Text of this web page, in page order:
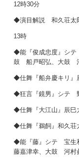
12時30分
◆演目解説 和久荘太
13時
◆能『俊成忠度』シ
鼓 船戸昭弘、大鼓
◆仕舞『船弁慶キリ
◆狂言『鏡男』シテ
◆仕舞『大江山』辰巳
◆仕舞『鵜飼』和久
◆能『藤』シテ 宝生
藤嘉津幸、大鼓 河